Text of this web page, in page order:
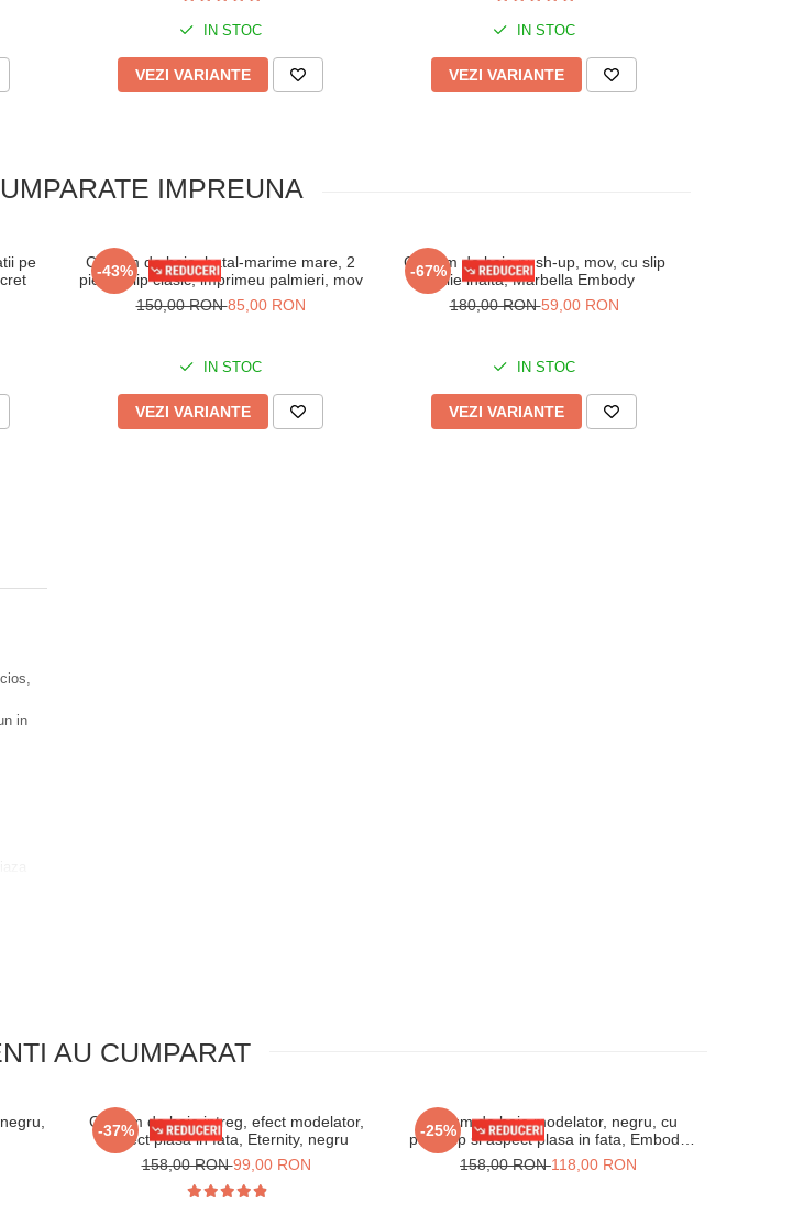
IN STOC
VEZI VARIANTE
IN STOC
VEZI VARIANTE
IMPREUNA
pe
-43%
Costum de baie, batal-marime mare, 2
piese, slip clasic, imprimeu palmieri, mov
150,00 RON85,00 RON
IN STOC
VEZI VARIANTE
-67%
Costum de baie push-up, mov, cu slip
talie inalta, Marbella Embody
180,00 RON59,00 RON
IN STOC
VEZI VARIANTE
in
AU CUMPARAT
-37%
Costum de baie intreg, efect modelator,
aspect plasa in fata, Eternity, negru
158,00 RON99,00 RON
-25%
Costum de baie modelator, negru, cu
push-up si aspect plasa in fata, Embody
Vogue
158,00 RON118,00 RON